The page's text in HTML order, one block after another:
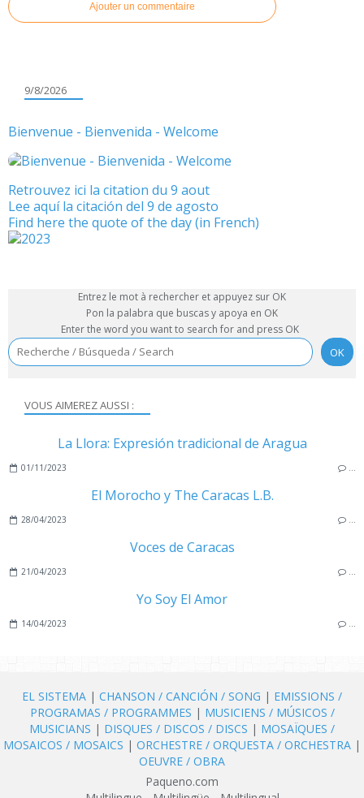
Ajouter un commentaire
VOUS AIMEREZ AUSSI :
La Llora: Expresión tradicional de Aragua
01/11/2023 …
El Morocho y The Caracas L.B.
28/04/2023 …
Voces de Caracas
21/04/2023 …
Yo Soy El Amor
14/04/2023 …
9/8/2026
Bienvenue - Bienvenida - Welcome
Retrouvez ici la citation du 9 aout
Lee aquí la citación del 9 de agosto
Find here the quote of the day (in French)
Entrez le mot à rechercher et appuyez sur OK
Pon la palabra que buscas y apoya en OK
Enter the word you want to search for and press OK
EL SISTEMA | CHANSON / CANCIÓN / SONG | EMISSIONS /
PROGRAMAS / PROGRAMMES | MUSICIENS / MÚSICOS /
MUSICIANS | DISQUES / DISCOS / DISCS | MOSAÏQUES /
MOSAICOS / MOSAICS | ORCHESTRE / ORQUESTA / ORCHESTRA |
OEUVRE / OBRA
Paqueno.com